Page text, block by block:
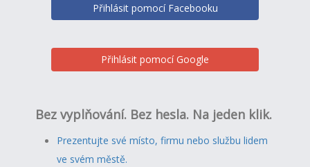
Přihlásit pomocí Facebooku
Přihlásit pomocí Google
Bez vyplňování. Bez hesla. Na jeden klik.
Prezentujte své místo, firmu nebo službu lidem
ve svém městě.